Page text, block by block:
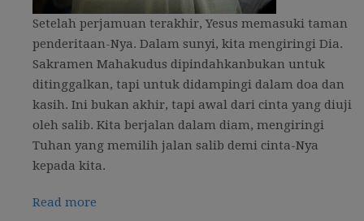
Setelah perjamuan terakhir, Yesus memasuki taman
penderitaan-Nya. Dalam sunyi, kita mengiringi Dia.
Sakramen Mahakudus dipindahkanbukan untuk
ditinggalkan, tapi untuk didampingi dalam doa dan
kasih. Ini bukan akhir, tapi awal dari cinta yang diuji
oleh salib. Kita berjalan dalam diam, mengiringi
Tuhan yang memilih jalan salib demi cinta-Nya
kepada kita.
Read more